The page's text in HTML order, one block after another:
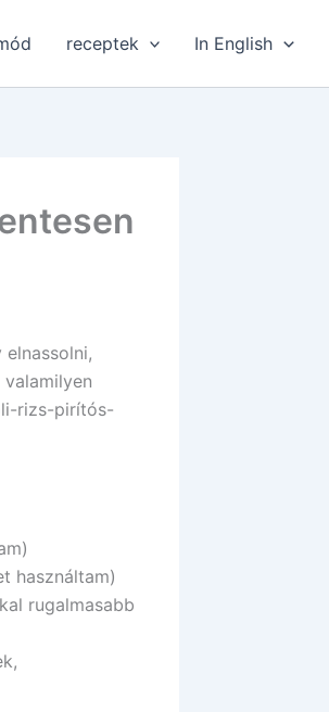
receptek In English
rizs-pirítós-
használtam)
rugalmasabb